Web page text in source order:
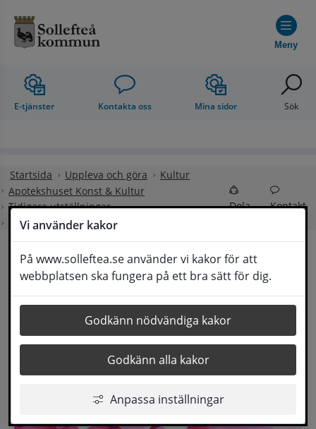
Vi använder kakor
På www.solleftea.se använder vi kakor för att
webbplatsen ska fungera på ett bra sätt för dig.
Godkänn nödvändiga kakor
Godkänn alla kakor
Anpassa inställningar
Meny
E-tjänster Kontakta oss Mina sidor Sök
Startsida Uppleva och göra
Kultur
Apotekshuset Konst & Kultur
Tidigare utställningar
Sandra Berg Mozard
Dela Kontakt
Lyssna
Sandra Berg Mozard